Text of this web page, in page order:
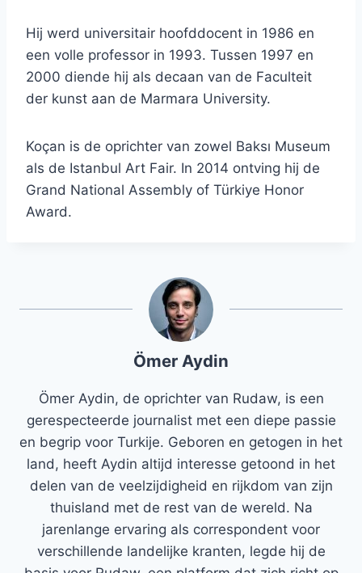
Hij werd universitair hoofddocent in 1986 en
een volle professor in 1993. Tussen 1997 en
2000 diende hij als decaan van de Faculteit
der kunst aan de Marmara University.
Koçan is de oprichter van zowel Baksı Museum
als de Istanbul Art Fair. In 2014 ontving hij de
Grand National Assembly of Türkiye Honor
Award.
Ömer Aydin
Ömer Aydin, de oprichter van Rudaw, is een
gerespecteerde journalist met een diepe passie
en begrip voor Turkije. Geboren en getogen in het
land, heeft Aydin altijd interesse getoond in het
delen van de veelzijdigheid en rijkdom van zijn
thuisland met de rest van de wereld. Na
jarenlange ervaring als correspondent voor
verschillende landelijke kranten, legde hij de